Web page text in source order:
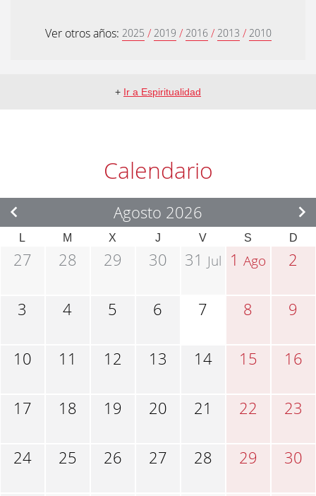
Ver otros años: 2025 / 2019 / 2016 / 2013 / 2010
+ Ir a Espiritualidad
Calendario
Agosto 2026
L M X J V S D
27 28 29 30 31 Jul 1Ago 2
3 4 5 6 7 8 9
10 11 12 13 14 15 16
17 18 19 20 21 22 23
24 25 26 27 28 29 30